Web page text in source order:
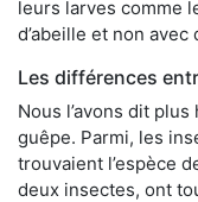
leurs larves comme
d’abeille et non avec
Les différences
Nous l’avons dit
guêpe. Parmi, les
trouvaient l’espèce
deux insectes, ont